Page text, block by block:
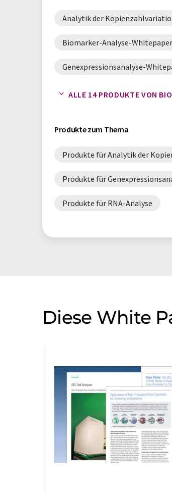
Analytik der
Biomarker-Analyse-Whitepaper
Genexpressionsanalyse-
Qualitätskontrolle-Whitepaper
ALLE 14 PRODUKTE VON
Produkte zum Thema
Produkte für Analytik der
Produkte für
Produkte für RNA-Analyse
Diese White